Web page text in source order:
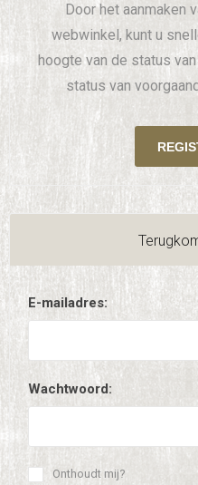
Door het aanmaken
webwinkel, kunt u
hoogte van de status
status van
E-mailadres:
Wachtwoord:
Onthoudt mij?